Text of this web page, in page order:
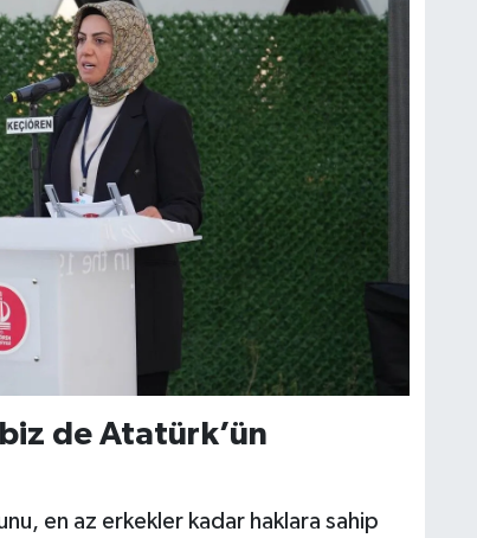
de Atatürk’ün
en az erkekler kadar haklara sahip